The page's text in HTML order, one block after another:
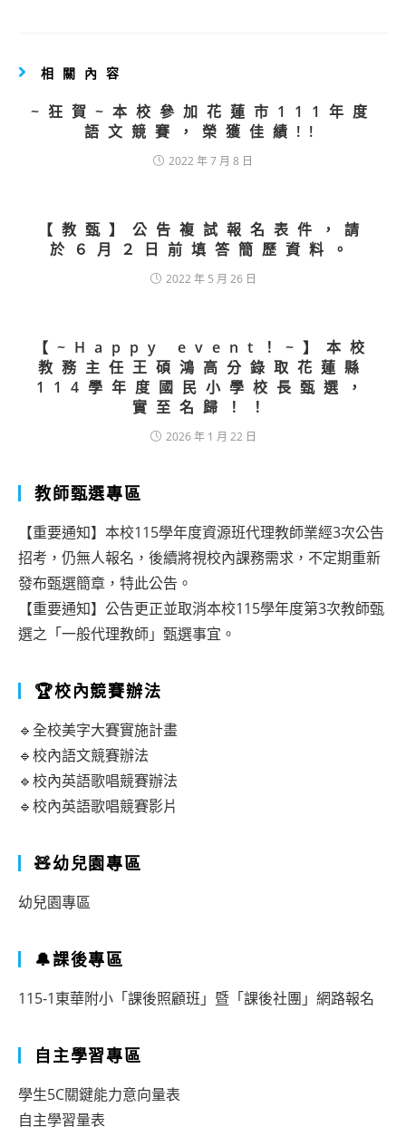
相關內容
~狂賀~本校參加花蓮市111年度
語文競賽，榮獲佳績!!
2022 年 7 月 8 日
【教甄】公告複試報名表件，請
於６月２日前填答簡歷資料。
2022 年 5 月 26 日
【~Happy event！~】本校
教務主任王碩鴻高分錄取花蓮縣
114學年度國民小學校長甄選，
實至名歸！！
2026 年 1 月 22 日
教師甄選專區
【重要通知】本校115學年度資源班代理教師業經3次公告
招考，仍無人報名，後續將視校內課務需求，不定期重新
發布甄選簡章，特此公告。
【重要通知】公告更正並取消本校115學年度第3次教師甄
選之「一般代理教師」甄選事宜。
🏆校內競賽辦法
🔹全校美字大賽實施計畫
🔹校內語文競賽辦法
🔹校內英語歌唱競賽辦法
🔹校內英語歌唱競賽影片
🧸幼兒園專區
幼兒園專區
🔔課後專區
115-1東華附小「課後照顧班」暨「課後社團」網路報名
自主學習專區
學生5C關鍵能力意向量表
自主學習量表